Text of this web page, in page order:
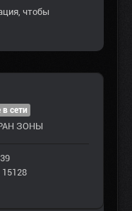
, чтобы
в сети
ЗOНЫ
15128